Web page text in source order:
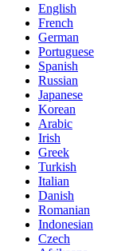
English
French
German
Portuguese
Spanish
Russian
Japanese
Korean
Arabic
Irish
Greek
Turkish
Italian
Danish
Romanian
Indonesian
Czech